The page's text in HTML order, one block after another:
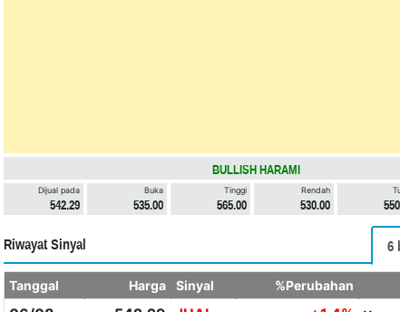
BULLISH HARAMI
Dijual pada
542.29
Buka
535.00
Tinggi
565.00
Rendah
530.00
Riwayat Sinyal 6
Tanggal Harga Sinyal %Perubahan